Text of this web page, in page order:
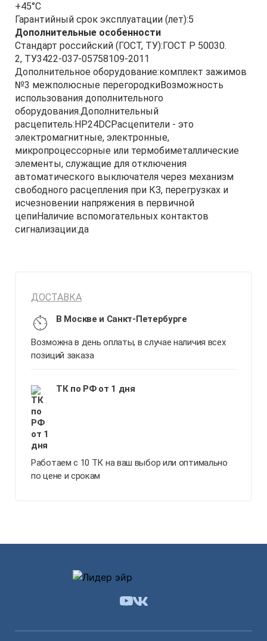
+45°С
Гарантийный срок эксплуатации (лет):5
Дополнительные особенности
Стандарт российский (ГОСТ, ТУ):ГОСТ Р 50030.
2, ТУ3422-037-05758109-2011
Дополнительное оборудование:комплект зажимов
№3 межполюсные перегородкиВозможность
использования дополнительного
оборудования.Дополнительный
расцепитель:НР24DCРасцепители - это
электромагнитные, электронные,
микропроцессорные или термобиметаллические
элементы, служащие для отключения
автоматического выключателя через механизм
свободного расцепления при КЗ, перегрузках и
исчезновении напряжения в первичной
цепиНаличие вспомогательных контактов
сигнализации:да
ДОСТАВКА
В Москве и Санкт-Петербурге
Возможна в день оплаты, в случае наличия всех
позиций заказа
ТК по РФ от 1 дня
Работаем с 10 ТК на ваш выбор или оптимально
по цене и срокам